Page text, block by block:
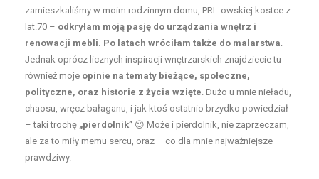
zamieszkaliśmy w moim rodzinnym domu, PRL-owskiej kostce z
lat.70 – odkryłam moją pasję do urządzania wnętrz i
renowacji mebli. Po latach wróciłam także do malarstwa.
Jednak oprócz licznych inspiracji wnętrzarskich znajdziecie tu
również moje opinie na tematy bieżące, społeczne,
polityczne, oraz historie z życia wzięte. Dużo u mnie nieładu,
chaosu, wręcz bałaganu, i jak ktoś ostatnio brzydko powiedział
– taki trochę „pierdolnik” 😉 Może i pierdolnik, nie zaprzeczam,
ale za to miły memu sercu, oraz – co dla mnie najważniejsze –
prawdziwy.